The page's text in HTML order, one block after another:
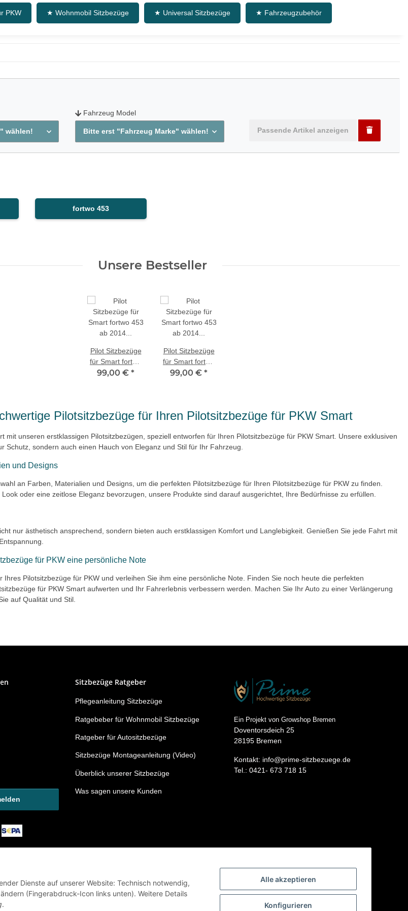
Alle akzeptieren
Konfigurieren
Dienste auf unserer Website: Technisch notwendig,
(Fingerabdruck-Icon links unten). Weitere Details
.
PKW ★ Wohnmobil Sitzbezüge ★ Universal Sitzbezüge ★ Fahrzeugzubehör
wählen!
Fahrzeug Model
Bitte erst "Fahrzeug Marke" wählen! Passende Artikel anzeigen
fortwo 453
Unsere Bestseller
Pilot Sitzbezüge
für Smart fortwo
453 ab 2014
99,00 € *
Pilot Sitzbezüge
für Smart fortwo
453 ab 2014
ABE
99,00 € *
Pilotsitzbezüge für Ihren Pilotsitzbezüge für PKW Smart
mit unseren erstklassigen Pilotsitzbezügen, speziell entworfen für Ihren Pilotsitzbezüge für PKW Smart. Unsere exklusiven
Schutz, sondern auch einen Hauch von Eleganz und Stil für Ihr Fahrzeug.
und Designs
an Farben, Materialien und Designs, um die perfekten Pilotsitzbezüge für Ihren Pilotsitzbezüge für PKW zu finden.
oder eine zeitlose Eleganz bevorzugen, unsere Produkte sind darauf ausgerichtet, Ihre Bedürfnisse zu erfüllen.
nur ästhetisch ansprechend, sondern bieten auch erstklassigen Komfort und Langlebigkeit. Genießen Sie jede Fahrt mit
für PKW eine persönliche Note
Ihres Pilotsitzbezüge für PKW und verleihen Sie ihm eine persönliche Note. Finden Sie noch heute die perfekten
für PKW Smart aufwerten und Ihr Fahrerlebnis verbessern werden. Machen Sie Ihr Auto zu einer Verlängerung
auf Qualität und Stil.
Sitzbezüge Ratgeber
Pflegeanleitung Sitzbezüge
Ratgebeber für Wohnmobil Sitzbezüge
Ratgeber für Autositzbezüge
Sitzbezüge Montageanleitung (Video)
Überblick unserer Sitzbezüge
Was sagen unsere Kunden
Ein Projekt von Growshop Bremen
Doventorsdeich 25
28195 Bremen
Kontakt: info@prime-sitzbezuege.de
Tel.: 0421- 673 718 15